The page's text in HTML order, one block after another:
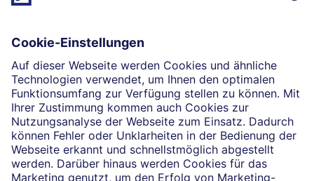
Direktabschluss möglich
Geld anlegen
Die selbstständigen Finanzberater:innen beraten in
Finanzgeschäften, die sie für die Deutsche Bank AG
vermitteln dürfen. Das Einverständnis zu den dabei
vermittelten Verträgen sowie in diesem
Zusammenhang erforderliche Erklärungen werden